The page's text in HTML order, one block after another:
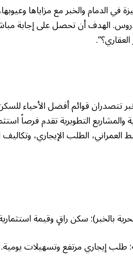
في الدمام والخبر مع مزاياها
الهدف أن تحصل على إجابة
تتصدران قوائم أفضل الأحياء
والمشاريع التطويرية تقدم فرصاً
الطلب الإيجاري، وتكاليف
بالخبر): سكن راقٍ وقيمة
طلب إيجاري مرتفع وتسهيلات يومية.